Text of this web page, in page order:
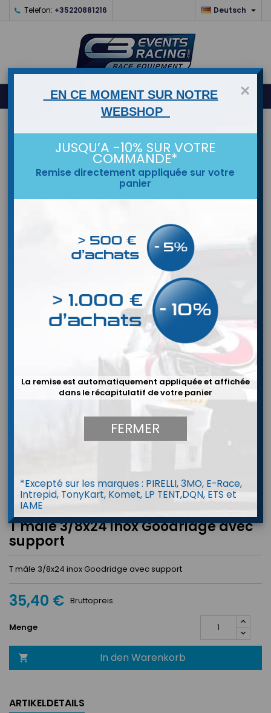
Telefon: +35220881216 Deutsch 
   0
T mâle 3/8x24 inox Goodridge avec
support
T mâle 3/8x24 inox Goodridge avec support
35,40 € Bruttopreis
Menge
 In den Warenkorb
ARTIKELDETAILS
×
EN CE MOMENT SUR NOTRE
WEBSHOP
JUSQU’A -10% SUR VOTRE
COMMANDE*
Remise directement appliquée sur votre
panier
La remise est automatiquement appliquée et affichée
dans le récapitulatif de votre panier
FERMER
*Excepté sur les marques : PIRELLI, 3MO, E-Race,
Intrepid, TonyKart, Komet, LP TENT,DQN, ETS et
IAME